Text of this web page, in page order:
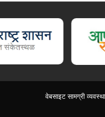
वेबसाइट सामग्री